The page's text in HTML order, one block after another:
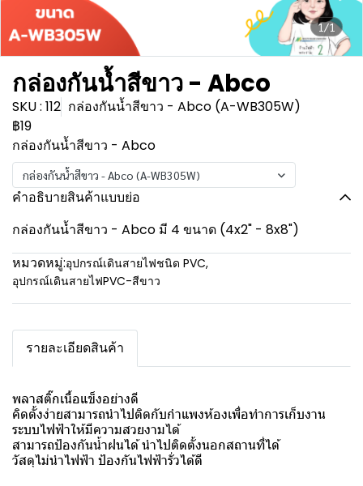
1/1
กล่องกันน้ำสีขาว - Abco
SKU : 112 กล่องกันน้ำสีขาว - Abco (A-WB305W)
฿19
กล่องกันน้ำสีขาว - Abco
กล่องกันน้ำสีขาว - Abco (A-WB305W)
คำอธิบายสินค้าแบบย่อ
กล่องกันน้ำสีขาว - Abco มี 4 ขนาด (4x2" - 8x8")
หมวดหมู่:อุปกรณ์เดินสายไฟชนิด PVC,
อุปกรณ์เดินสายไฟPVC-สีขาว
รายละเอียดสินค้า
พลาสติ๊กเนื้อแข็งอย่างดี
คิดตั้งง่ายสามารถนำไปติดกับกำแพงห้องเพื่อทำการเก็บงาน
ระบบไฟฟ้าให้มีความสวยงามได้
สามารถป้องกันน้ำฝนได้ นำไปติดตั้งนอกสถานที่ได้
วัสดุไม่นำไฟฟ้า ป้องกันไฟฟ้ารั่วได้ดี